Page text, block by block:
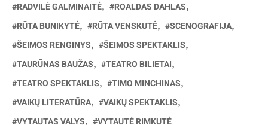
RADVILĖ GALMINAITĖ
ROALDAS DAHLAS
RŪTA BUNIKYTĖ
RŪTA VENSKUTĖ
SCENOGRAFIJA
ŠEIMOS RENGINYS
ŠEIMOS SPEKTAKLIS
TAURŪNAS BAUŽAS
TEATRO BILIETAI
TEATRO SPEKTAKLIS
TIMO MINCHINAS
VAIKŲ LITERATŪRA
VAIKŲ SPEKTAKLIS
VYTAUTAS VALYS
VYTAUTĖ RIMKUTĖ